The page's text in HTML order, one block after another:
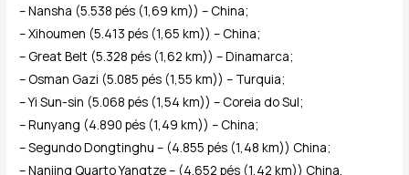
– Nansha (5.538 pés (1,69 km)) – China;
– Xihoumen (5.413 pés (1,65 km)) – China;
– Great Belt (5.328 pés (1,62 km)) – Dinamarca;
– Osman Gazi (5.085 pés (1,55 km)) – Turquia;
– Yi Sun-sin (5.068 pés (1,54 km)) – Coreia do Sul;
– Runyang (4.890 pés (1,49 km)) – China;
– Segundo Dongtinghu – (4.855 pés (1,48 km)) China;
– Nanjing Quarto Yangtze – (4.652 pés (1,42 km)) China.